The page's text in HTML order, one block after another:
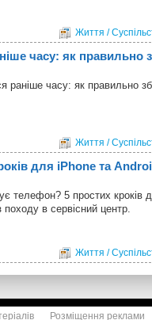
Життя /
часу: як правильно
часу: як правильно
Життя /
для iPhone та
телефон? 5 простих кроків
в сервісний центр.
Життя /
Розміщення реклами